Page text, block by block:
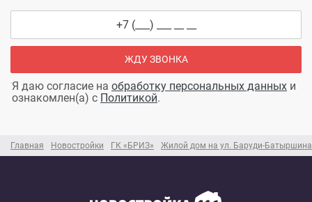
Главная Новостройки ГК «БРИЗ» Жилой дом на ул. Баруди-Батыршина
ЖДУ ЗВОНКА
Я даю согласие на обработку персональных данных и
ознакомлен(а) с Политикой.